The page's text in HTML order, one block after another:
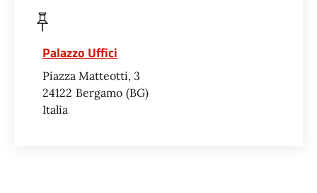
Palazzo Uffici
Piazza Matteotti, 3
24122 Bergamo BG
Italia